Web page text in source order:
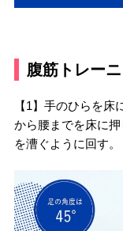
腹筋トレーニ
【1】手のひらを
から腰までを床に
を漕ぐように回す。